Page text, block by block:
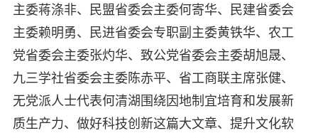
主委蒋涤非、民盟省委会主委何寄华、民建省委会
主委赖明勇、民进省委会专职副主委黄铁华、农工
党省委会主委张灼华、致公党省委会主委胡旭晟、
九三学社省委会主委陈赤平、省工商联主席张健、
无党派人士代表何清湖围绕因地制宜培育和发展新
质生产力、做好科技创新这篇大文章、提升文化软